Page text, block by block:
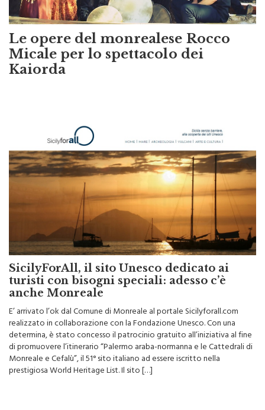
Le opere del monrealese Rocco
Micale per lo spettacolo dei
Kaiorda
SicilyForAll, il sito Unesco dedicato ai
turisti con bisogni speciali: adesso c’è
anche Monreale
E’ arrivato l’ok dal Comune di Monreale al portale Sicilyforall.com
realizzato in collaborazione con la Fondazione Unesco. Con una
determina, è stato concesso il patrocinio gratuito all’iniziativa al fine
di promuovere l’itinerario “Palermo araba-normanna e le Cattedrali di
Monreale e Cefalù”, il 51° sito italiano ad essere iscritto nella
prestigiosa World Heritage List. Il sito […]